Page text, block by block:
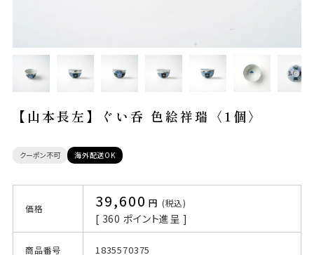
【山本長左】ぐい呑 色絵祥瑞〈1個〉
クーポン不可 海外配送OK
価格 39,600 税込
[ 360 ポイント進呈 ]
商品番号 1835570375